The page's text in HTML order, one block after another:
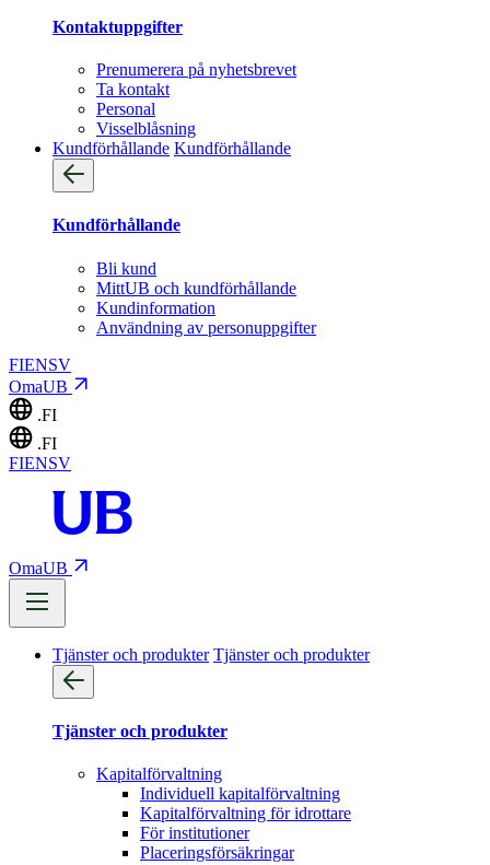
Kontaktuppgifter
Prenumerera på nyhetsbrevet
Ta kontakt
Personal
Visselblåsning
Kundförhållande Kundförhållande
Kundförhållande
Bli kund
MittUB och kundförhållande
Kundinformation
Användning av personuppgifter
FIENSV
OmaUB
.FI
.FI
FIENSV
OmaUB
Tjänster och produkter Tjänster och produkter
Tjänster och produkter
Kapitalförvaltning
Individuell kapitalförvaltning
Kapitalförvaltning för idrottare
För institutioner
Placeringsförsäkringar